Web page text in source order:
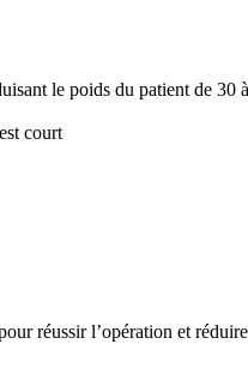
le poids du patient de
court
réussir l’opération et